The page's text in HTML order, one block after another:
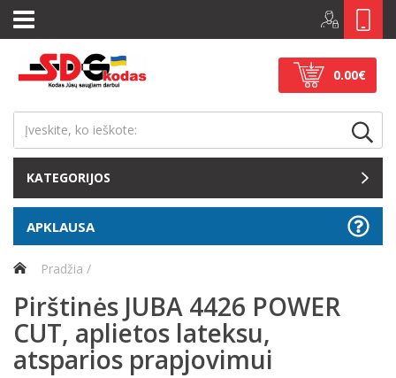
0.00€
KATEGORIJOS
APKLAUSA
Pradžia
Pirštinės JUBA 4426 POWER
CUT, aplietos lateksu,
atsparios prapjovimui